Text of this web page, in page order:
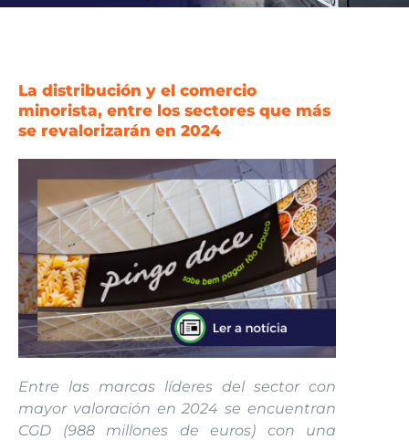
La distribución y el comercio
minorista, entre los sectores que más
se revalorizarán en 2024
Entre las marcas líderes del sector con
mayor valoración en 2024 se encuentran
CGD (988 millones de euros) con una